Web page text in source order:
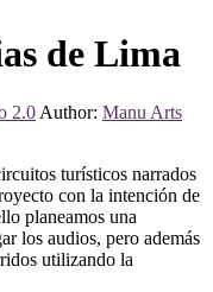
de Lima
2.0 Author: Manu Arts
turísticos narrados
con la intención de
planeamos una
los audios, pero además
utilizando la